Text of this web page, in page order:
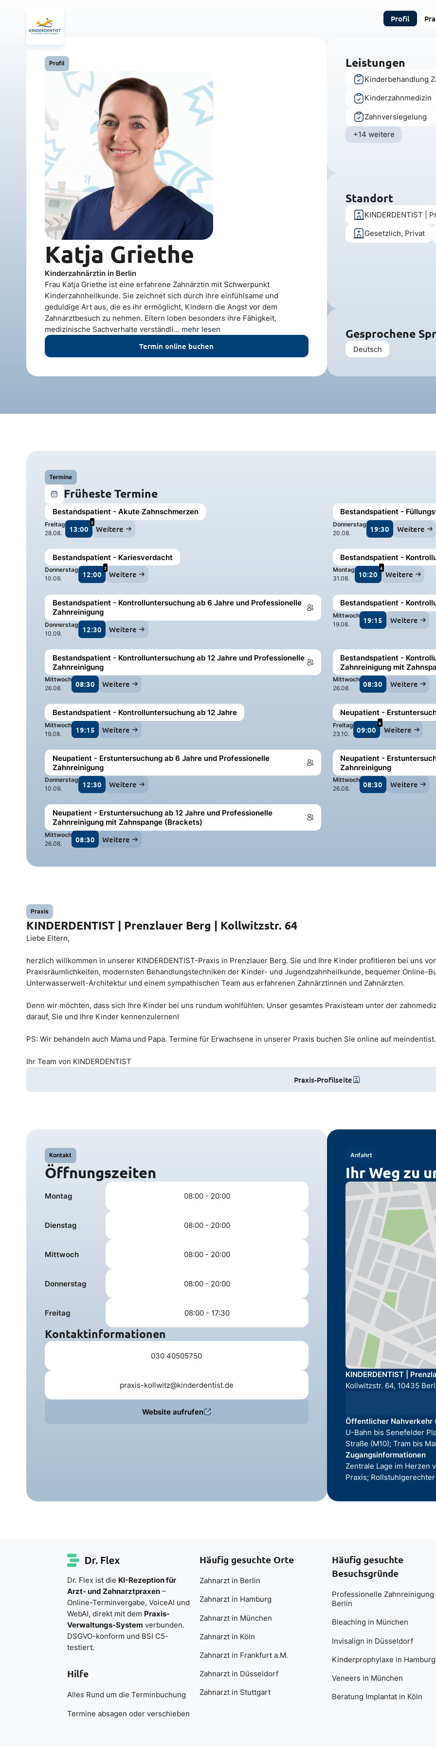
Profil
Profil
Katja Griethe
Kinderzahnärztin in Berlin
Frau Katja Griethe ist eine erfahrene Zahnärztin mit Schwerpunkt
Kinderzahnheilkunde. Sie zeichnet sich durch ihre einfühlsame und
geduldige Art aus, die es ihr ermöglicht, Kindern die Angst vor dem
Zahnarztbesuch zu nehmen. Eltern loben besonders ihre Fähigkeit,
medizinische Sachverhalte verständli... mehr lesen
Termin online buchen
Leistungen
Kinderbehandlung
Kinderzahnmedizin
Zahnversiegelung
+14 weitere
Standort
KINDERDENTIST |
Gesetzlich, Privat
Gesprochene
Deutsch
Termine
Früheste Termine
Bestandspatient - Akute Zahnschmerzen
Freitag
28.08.
13:00
2
Weitere
Bestandspatient -
Donnerstag
20.08.
19:30 Weitere
Bestandspatient - Kariesverdacht
Donnerstag
10.09.
12:00
2
Weitere
Bestandspatient -
Montag
31.08.
10:20
4
Weitere
Bestandspatient - Kontrolluntersuchung ab 6 Jahre und Professionelle
Zahnreinigung
Donnerstag
10.09.
12:30 Weitere
Bestandspatient -
Mittwoch
19.08.
19:15 Weitere
Bestandspatient - Kontrolluntersuchung ab 12 Jahre und Professionelle
Zahnreinigung
Mittwoch
26.08.
08:30 Weitere
Bestandspatient -
Zahnreinigung mit
Mittwoch
26.08.
08:30 Weitere
Bestandspatient - Kontrolluntersuchung ab 12 Jahre
Mittwoch
19.08.
19:15 Weitere
Neupatient -
Freitag
23.10.
09:00
6
Weitere
Neupatient - Erstuntersuchung ab 6 Jahre und Professionelle
Zahnreinigung
Donnerstag
10.09.
12:30 Weitere
Neupatient -
Zahnreinigung
Mittwoch
26.08.
08:30 Weitere
Neupatient - Erstuntersuchung ab 12 Jahre und Professionelle
Zahnreinigung mit Zahnspange (Brackets)
Mittwoch
26.08.
08:30 Weitere
Praxis
KINDERDENTIST | Prenzlauer Berg | Kollwitzstr. 64
Liebe Eltern,
herzlich willkommen in unserer KINDERDENTIST-Praxis in Prenzlauer Berg. Sie und Ihre Kinder profitieren bei uns
Praxisräumlichkeiten, modernsten Behandlungstechniken der Kinder- und Jugendzahnheilkunde, bequemer Online-
Unterwasserwelt-Architektur und einem sympathischen Team aus erfahrenen Zahnärztinnen und Zahnärzten.
Denn wir möchten, dass sich Ihre Kinder bei uns rundum wohlfühlen. Unser gesamtes Praxisteam unter der
darauf, Sie und Ihre Kinder kennenzulernen!
PS: Wir behandeln auch Mama und Papa. Termine für Erwachsene in unserer Praxis buchen Sie online auf
Ihr Team von KINDERDENTIST
Praxis-Profilseite
Kontakt
Öffnungszeiten
Montag 08:00 - 20:00
Dienstag 08:00 - 20:00
Mittwoch 08:00 - 20:00
Donnerstag 08:00 - 20:00
Freitag 08:00 - 17:30
Kontaktinformationen
030 40505750
praxis-kollwitz@kinderdentist.de
Website aufrufen
Anfahrt
Ihr Weg zu
KINDERDENTIST |
Kollwitzstr. 64, 10435
Öffentlicher Nahverkehr
U-Bahn bis Senefelder
Straße (M10); Tram bis
Zugangsinformationen
Zentrale Lage im Herzen
Praxis;
Dr. Flex ist die KI-Rezeption für
Arzt- und Zahnarztpraxen–
Online-Terminvergabe, VoiceAI und
WebAI, direkt mit dem Praxis-
Verwaltungs-System verbunden.
DSGVO-konform und BSI C5-
testiert.
Hilfe
Alles Rund um die Terminbuchung
Termine absagen oder verschieben
Häufig gesuchte Orte
Zahnarzt in Berlin
Zahnarzt in Hamburg
Zahnarzt in München
Zahnarzt in Köln
Zahnarzt in Frankfurt a.M.
Zahnarzt in Düsseldorf
Zahnarzt in Stuttgart
Häufig gesuchte
Besuchsgründe
Professionelle Zahnreinigung
Berlin
Bleaching in München
Invisalign in Düsseldorf
Kinderprophylaxe in Hamburg
Veneers in München
Beratung Implantat in Köln